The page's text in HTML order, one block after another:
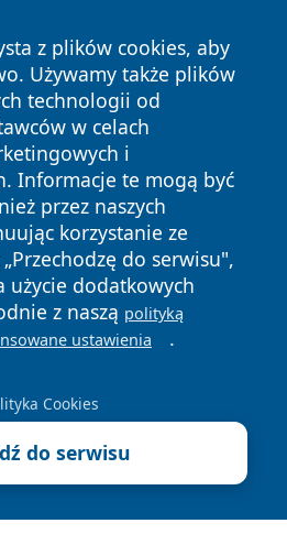
z plików cookies, aby
Używamy także plików
technologii od
w celach
i
Informacje te mogą być
przez naszych
korzystanie ze
do serwisu",
użycie dodatkowych
z naszą polityką
ustawienia .
Cookies
do serwisu
Wszystkie prawa
Polityka
Cookies